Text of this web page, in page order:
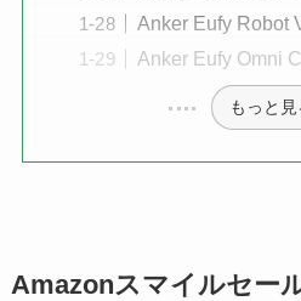
Anker Eufy Robot
Anker Eufy Omni
もっと見
Amazonスマイルセー